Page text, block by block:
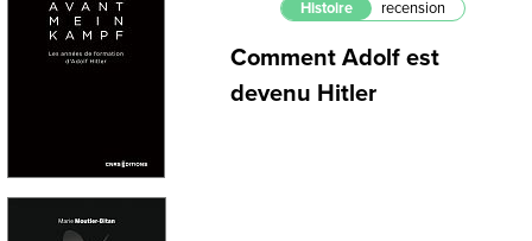
Histoire recension
Comment Adolf est
devenu Hitler